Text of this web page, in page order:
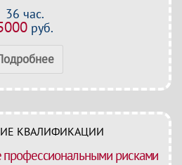
36 час.
руб.
КВАЛИФИКАЦИИ
профессиональными рисками